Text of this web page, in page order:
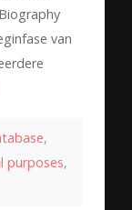
van
,
purposes,